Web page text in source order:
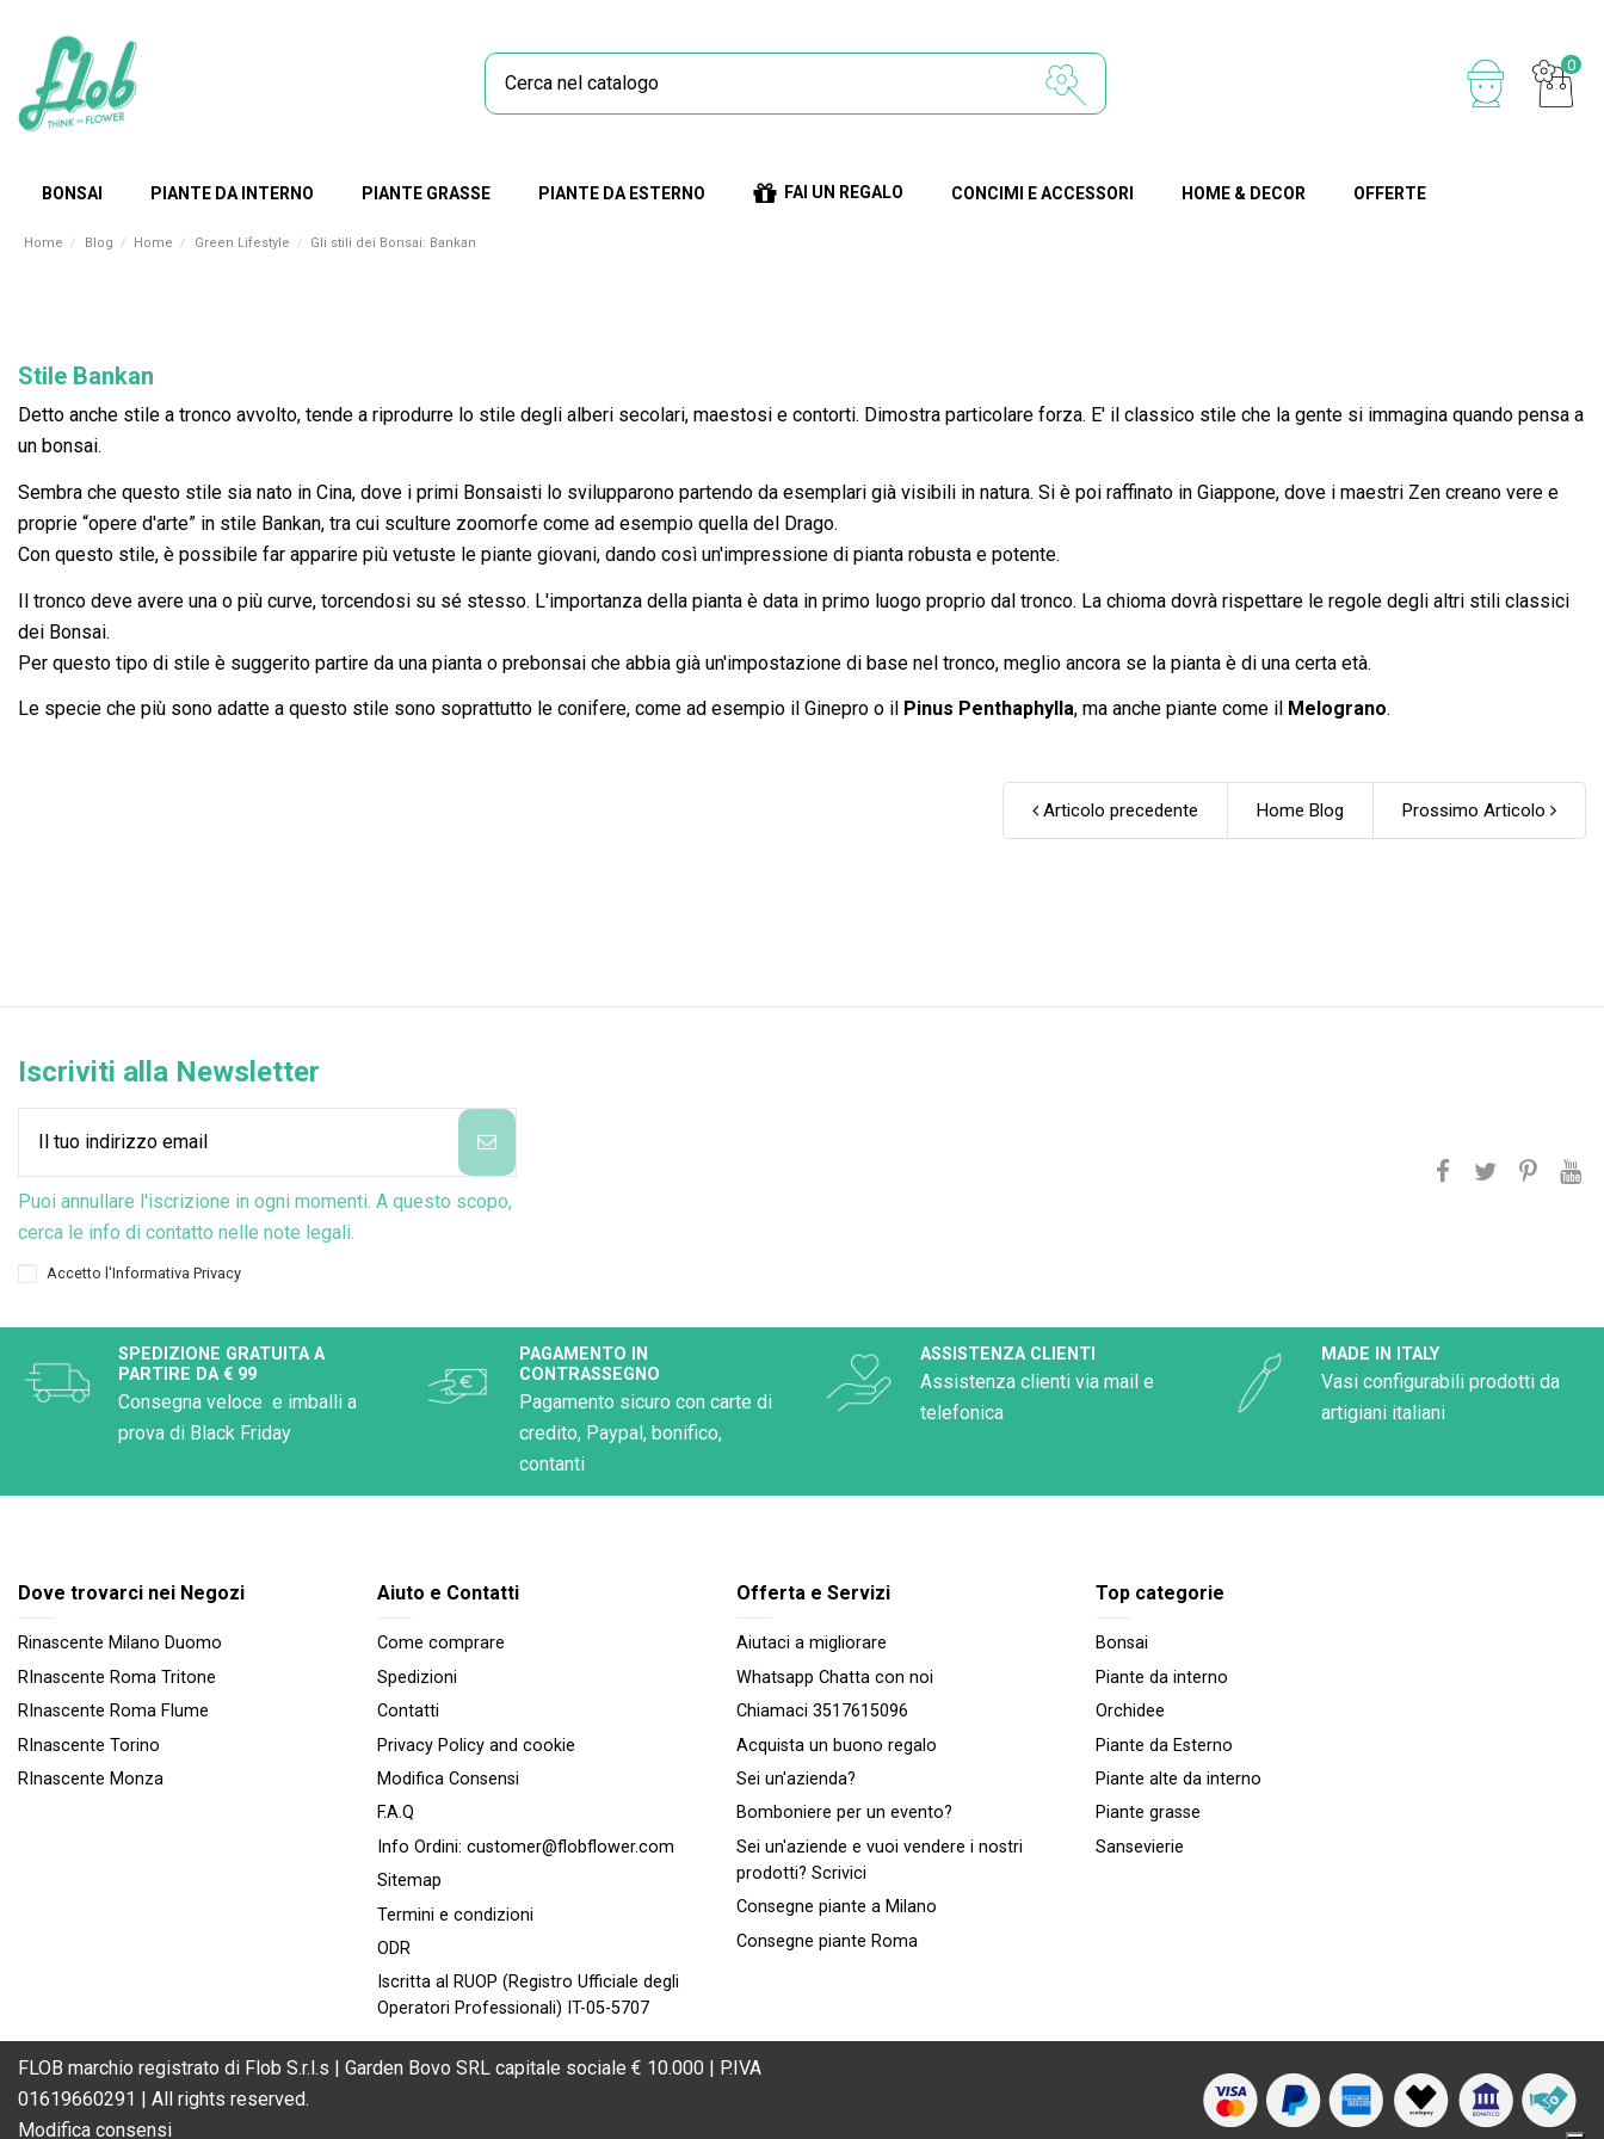
0
BONSAI PIANTE DA INTERNO PIANTE GRASSE PIANTE DA ESTERNO FAI UN REGALO CONCIMI E ACCESSORI HOME & DECOR OFFERTE
Home Blog Home Green Lifestyle Gli stili dei Bonsai: Bankan
Stile Bankan
Detto anche stile a tronco avvolto, tende a riprodurre lo stile degli alberi secolari, maestosi e contorti. Dimostra particolare forza. E' il classico stile che la gente si immagina quando pensa a
un bonsai.
Sembra che questo stile sia nato in Cina, dove i primi Bonsaisti lo svilupparono partendo da esemplari già visibili in natura. Si è poi raffinato in Giappone, dove i maestri Zen creano vere e
proprie “opere d'arte” in stile Bankan, tra cui sculture zoomorfe come ad esempio quella del Drago.
Con questo stile, è possibile far apparire più vetuste le piante giovani, dando così un'impressione di pianta robusta e potente.
Il tronco deve avere una o più curve, torcendosi su sé stesso. L'importanza della pianta è data in primo luogo proprio dal tronco. La chioma dovrà rispettare le regole degli altri stili classici
dei Bonsai.
Per questo tipo di stile è suggerito partire da una pianta o prebonsai che abbia già un'impostazione di base nel tronco, meglio ancora se la pianta è di una certa età.
Le specie che più sono adatte a questo stile sono soprattutto le conifere, come ad esempio il Ginepro o il Pinus Penthaphylla, ma anche piante come il Melograno.
Articolo precedente Home Blog Prossimo Articolo
Iscriviti alla Newsletter
Puoi annullare l'iscrizione in ogni momenti. A questo scopo,
cerca le info di contatto nelle note legali.
Accetto l'Informativa Privacy
SPEDIZIONE GRATUITA A
PARTIRE DA € 99
Consegna veloce e imballi a
prova di Black Friday
PAGAMENTO IN
CONTRASSEGNO
Pagamento sicuro con carte di
credito, Paypal, bonifico,
contanti
ASSISTENZA CLIENTI
Assistenza clienti via mail e
telefonica
MADE IN ITALY
Vasi configurabili prodotti da
artigiani italiani
Dove trovarci nei Negozi
Rinascente Milano Duomo
RInascente Roma Tritone
RInascente Roma FIume
RInascente Torino
RInascente Monza
Aiuto e Contatti
Come comprare
Spedizioni
Contatti
Privacy Policy and cookie
Modifica Consensi
F.A.Q
Info Ordini: customer@flobflower.com
Sitemap
Termini e condizioni
ODR
Iscritta al RUOP (Registro Ufficiale degli
Operatori Professionali) IT-05-5707
Offerta e Servizi
Aiutaci a migliorare
Whatsapp Chatta con noi
Chiamaci 3517615096
Acquista un buono regalo
Sei un'azienda?
Bomboniere per un evento?
Sei un'aziende e vuoi vendere i nostri
prodotti? Scrivici
Consegne piante a Milano
Consegne piante Roma
Top categorie
Bonsai
Piante da interno
Orchidee
Piante da Esterno
Piante alte da interno
Piante grasse
Sansevierie
FLOB marchio registrato di Flob S.r.l.s | Garden Bovo SRL capitale sociale € 10.000 | P.IVA
01619660291 | All rights reserved.
Modifica consensi